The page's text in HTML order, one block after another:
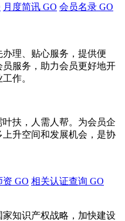
月度简讯 GO 会员名录 GO
理、贴心服务，提供便
服务，助力会员更好地开
作。
扶，人需人帮。为会员企
升空间和发展机会，是协
资 GO 相关认证查询 GO
知识产权战略，加快建设